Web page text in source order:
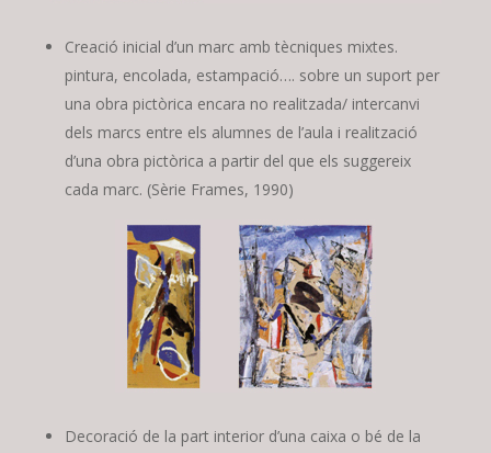
Creació inicial d’un marc amb tècniques mixtes.
pintura, encolada, estampació…. sobre un suport per
una obra pictòrica encara no realitzada/ intercanvi
dels marcs entre els alumnes de l’aula i realització
d’una obra pictòrica a partir del que els suggereix
cada marc. (Sèrie Frames, 1990)
Decoració de la part interior d’una caixa o bé de la